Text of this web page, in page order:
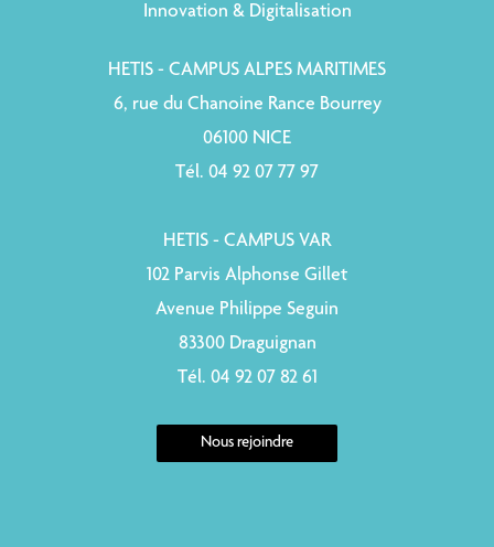
Innovation & Digitalisation
HETIS - CAMPUS ALPES MARITIMES
6, rue du Chanoine Rance Bourrey
06100 NICE
Tél. 04 92 07 77 97
HETIS - CAMPUS VAR
102 Parvis Alphonse Gillet
Avenue Philippe Seguin
83300 Draguignan
Tél. 04 92 07 82 61
Nous rejoindre